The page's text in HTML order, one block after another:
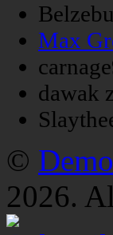
Max
dawak
©
2026.